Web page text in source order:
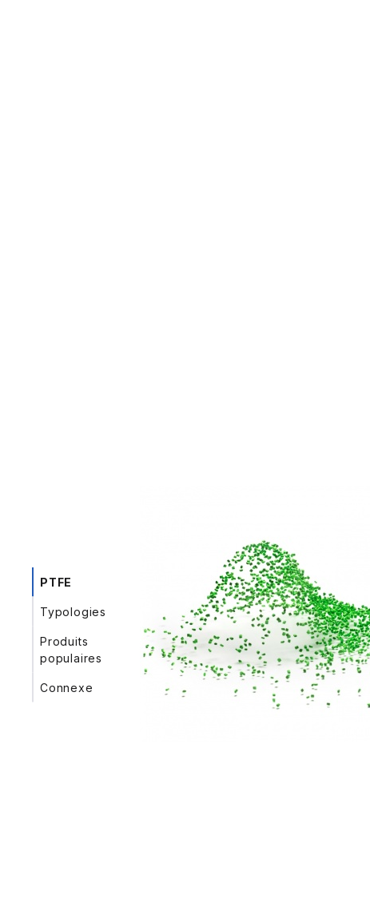
PTFE
pipes
Typologies
featured
Produits
populaires
feedstocks
Connexe